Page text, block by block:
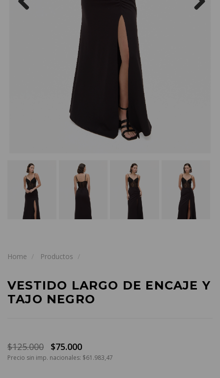
Home Productos
VESTIDO LARGO DE ENCAJE Y
TAJO NEGRO
$125.000 $75.000
Precio sin imp. nacionales: $61.983,47